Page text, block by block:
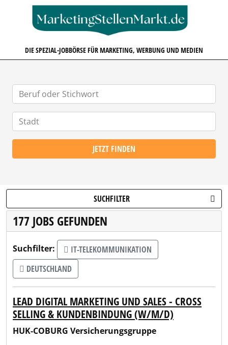
DIE SPEZIAL-JOBBÖRSE FÜR MARKETING, WERBUNG UND MEDIEN
JETZT FINDEN
SUCHFILTER
177 JOBS GEFUNDEN
Suchfilter:
IT-TELEKOMMUNIKATION
DEUTSCHLAND
LEAD DIGITAL MARKETING UND SALES - CROSS
SELLING & KUNDENBINDUNG (W/M/D)
HUK-COBURG Versicherungsgruppe